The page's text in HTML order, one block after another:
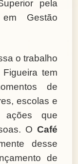
pela
Gestão
o trabalho
tem
de
escolas e
ações que
O Café
desse
de